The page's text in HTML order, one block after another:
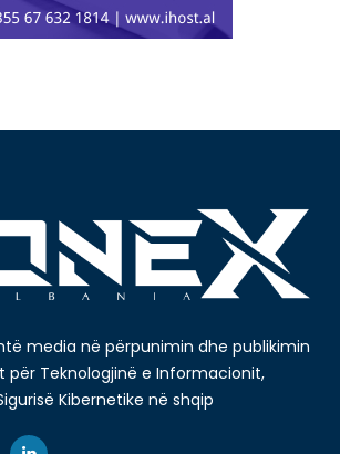
media në përpunimin dhe publikimin
Teknologjinë e Informacionit,
Kibernetike në shqip